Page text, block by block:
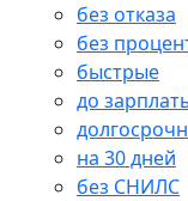
без отказа
без
быстрые
до
на 30 дней
без СНИЛС